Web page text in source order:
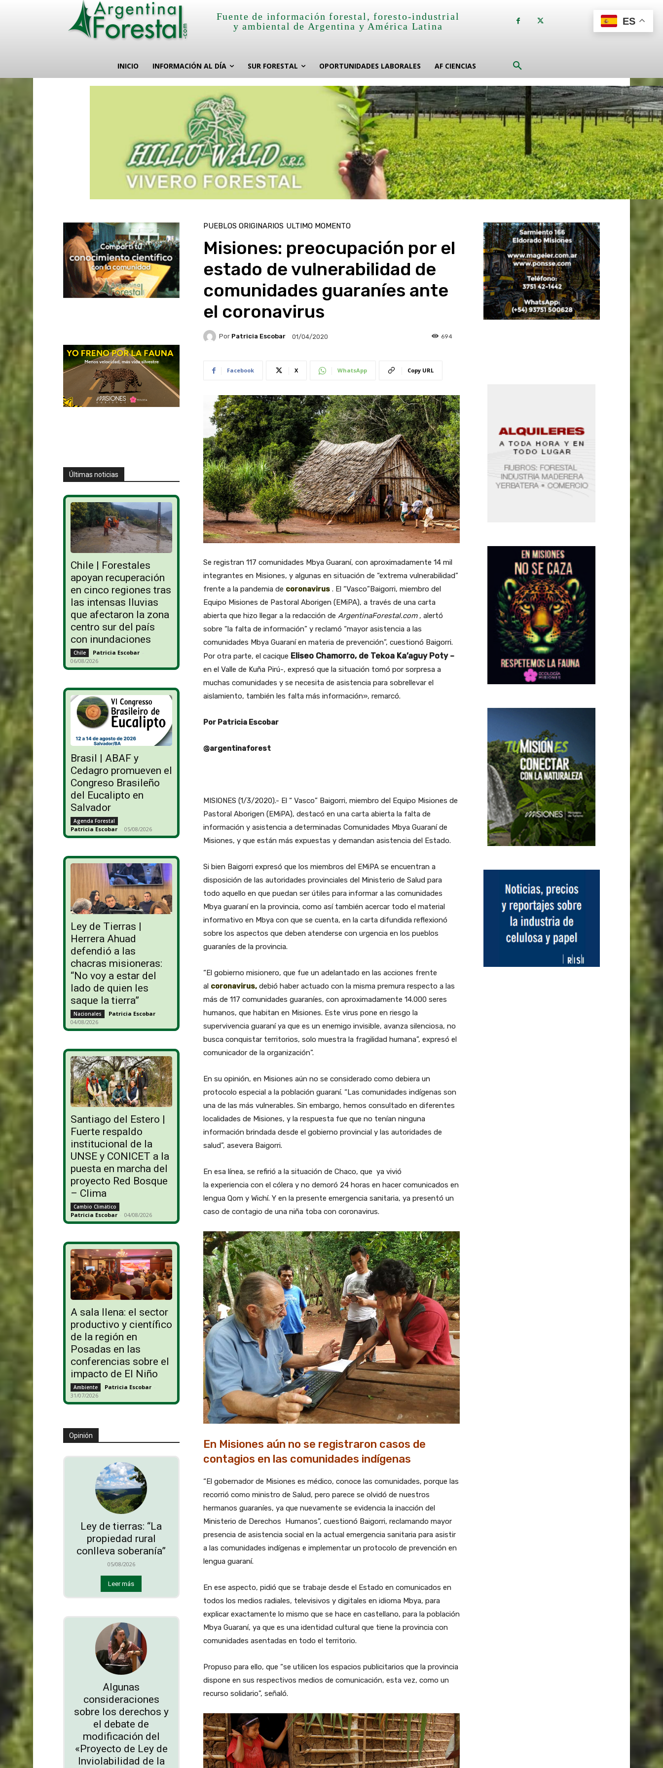
Fuente de información forestal, foresto-industrial
y ambiental de Argentina y América Latina
INICIO INFORMACIÓN AL DÍA SUR FORESTAL OPORTUNIDADES LABORALES AF CIENCIAS
Últimas noticias
Chile | Forestales
apoyan recuperación
en cinco regiones tras
las intensas lluvias
que afectaron la zona
centro sur del país
con inundaciones
Chile Patricia Escobar -
06/08/2026
Brasil | ABAF y
Cedagro promueven el
Congreso Brasileño
del Eucalipto en
Salvador
Agenda Forestal
Patricia Escobar - 05/08/2026
Ley de Tierras |
Herrera Ahuad
defendió a las
chacras misioneras:
“No voy a estar del
lado de quien les
saque la tierra”
Nacionales Patricia Escobar -
04/08/2026
Santiago del Estero |
Fuerte respaldo
institucional de la
UNSE y CONICET a la
puesta en marcha del
proyecto Red Bosque
– Clima
Cambio Climático
Patricia Escobar - 04/08/2026
A sala llena: el sector
productivo y científico
de la región en
Posadas en las
conferencias sobre el
impacto de El Niño
Ambiente Patricia Escobar -
31/07/2026
Opinión
Ley de tierras: “La
propiedad rural
conlleva soberanía”
05/08/2026
Leer más
Algunas
consideraciones
sobre los derechos y
el debate de
modificación del
«Proyecto de Ley de
Inviolabilidad de la
PUEBLOS ORIGINARIOS ULTIMO MOMENTO
Misiones: preocupación por el
estado de vulnerabilidad de
comunidades guaraníes ante
el coronavirus
Por Patricia Escobar 01/04/2020 694
Facebook X WhatsApp Copy URL
Se registran 117 comunidades Mbya Guaraní, con aproximadamente 14 mil
integrantes en Misiones, y algunas en situación de “extrema vulnerabilidad”
frente a la pandemia de coronavirus. El “Vasco”Baigorri, miembro del
Equipo Misiones de Pastoral Aborigen (EMiPA), a través de una carta
abierta que hizo llegar a la redacción de ArgentinaForestal.com, alertó
sobre “la falta de información” y reclamó “mayor asistencia a las
comunidades Mbya Guaraní en materia de prevención”, cuestionó Baigorri.
Por otra parte, el cacique Eliseo Chamorro, de Tekoa Ka’aguy Poty –
en el Valle de Kuña Pirú-, expresó que la situación tomó por sorpresa a
muchas comunidades y se necesita de asistencia para sobrellevar el
aislamiento, también les falta más información», remarcó.
Por Patricia Escobar
@argentinaforest
MISIONES (1/3/2020).- El “ Vasco” Baigorri, miembro del Equipo Misiones de
Pastoral Aborigen (EMiPA), destacó en una carta abierta la falta de
información y asistencia a determinadas Comunidades Mbya Guaraní de
Misiones, y que están más expuestas y demandan asistencia del Estado.
Si bien Baigorri expresó que los miembros del EMiPA se encuentran a
disposición de las autoridades provinciales del Ministerio de Salud para
todo aquello en que puedan ser útiles para informar a las comunidades
Mbya guaraní en la provincia, como así también acercar todo el material
informativo en Mbya con que se cuenta, en la carta difundida reflexionó
sobre los aspectos que deben atenderse con urgencia en los pueblos
guaraníes de la provincia.
“El gobierno misionero, que fue un adelantado en las acciones frente
al coronavirus,debió haber actuado con la misma premura respecto a las
más de 117 comunidades guaraníes, con aproximadamente 14.000 seres
humanos, que habitan en Misiones. Este virus pone en riesgo la
supervivencia guaraní ya que es un enemigo invisible, avanza silenciosa, no
busca conquistar territorios, solo muestra la fragilidad humana”, expresó el
comunicador de la organización”.
En su opinión, en Misiones aún no se considerado como debiera un
protocolo especial a la población guaraní. “Las comunidades indígenas son
una de las más vulnerables. Sin embargo, hemos consultado en diferentes
localidades de Misiones, y la respuesta fue que no tenían ninguna
información brindada desde el gobierno provincial y las autoridades de
salud”, asevera Baigorri.
En esa línea, se refirió a la situación de Chaco, que ya vivió
la experiencia con el cólera y no demoró 24 horas en hacer comunicados en
lengua Qom y Wichí. Y en la presente emergencia sanitaria, ya presentó un
caso de contagio de una niña toba con coronavirus.
En Misiones aún no se registraron casos de
contagios en las comunidades indígenas
“El gobernador de Misiones es médico, conoce las comunidades, porque las
recorrió como ministro de Salud, pero parece se olvidó de nuestros
hermanos guaraníes, ya que nuevamente se evidencia la inacción del
Ministerio de Derechos Humanos”, cuestionó Baigorri, reclamando mayor
presencia de asistencia social en la actual emergencia sanitaria para asistir
a las comunidades indígenas e implementar un protocolo de prevención en
lengua guaraní.
En ese aspecto, pidió que se trabaje desde el Estado en comunicados en
todos los medios radiales, televisivos y digitales en idioma Mbya, para
explicar exactamente lo mismo que se hace en castellano, para la población
Mbya Guaraní, ya que es una identidad cultural que tiene la provincia con
comunidades asentadas en todo el territorio.
Propuso para ello, que “se utilicen los espacios publicitarios que la provincia
dispone en sus respectivos medios de comunicación, esta vez, como un
recurso solidario”, señaló.
ES